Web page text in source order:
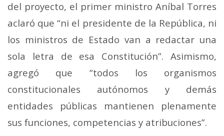
del proyecto, el primer ministro Aníbal Torres
aclaró que “ni el presidente de la República, ni
los ministros de Estado van a redactar una
sola letra de esa Constitución”. Asimismo,
agregó que “todos los organismos
constitucionales autónomos y demás
entidades públicas mantienen plenamente
sus funciones, competencias y atribuciones”.